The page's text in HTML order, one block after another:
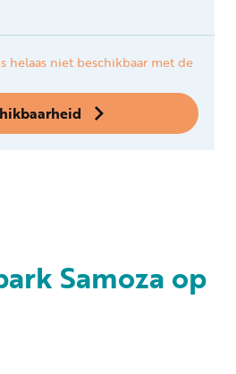
helaas niet beschikbaar met de
Samoza op